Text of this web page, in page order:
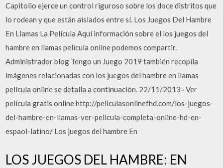
Capitolio ejerce un control riguroso sobre los doce distritos que
lo rodean y que están aislados entre sí. Los Juegos Del Hambre
En Llamas La Película Aquí información sobre el los juegos del
hambre en llamas pelicula online podemos compartir.
Administrador blog Tengo un Juego 2019 también recopila
imágenes relacionadas con los juegos del hambre en llamas
pelicula online se detalla a continuación. 22/11/2013 · Ver
película gratis online http://peliculasonlinefhd.com/los-juegos-
del-hambre-en-llamas-ver-pelicula-completa-online-hd-en-
espaol-latino/ Los juegos del hambre En
LOS JUEGOS DEL HAMBRE: EN